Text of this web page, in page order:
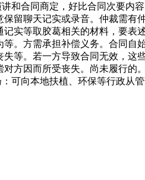
和合同商定，好比合同次要
留聊天记实或录音。仲裁需
实等取胶葛相关的材料，要
。方需承担补偿义务。合同
等。若一方导致合同无效，
方因而所受丧失。尚未履行
可向本地扶植、环保等行政